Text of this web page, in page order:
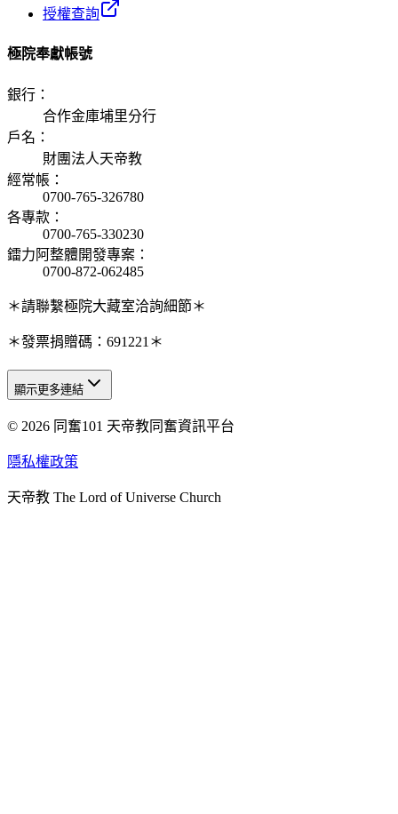
授權查詢
極院奉獻帳號
銀行 ：
合作金庫埔里分行
戶名 ：
財團法人天帝教
經常帳 ：
0700-765-326780
各專款 ：
0700-765-330230
鐳力阿整體開發專案 ：
0700-872-062485
＊請聯繫極院大藏室洽詢細節＊
＊發票捐贈碼：691221＊
天人研究總院
天人研究學院
天人炁功院
顯示更多連結
© 2026 同奮101 天帝教同奮資訊平台
隱私權政策
天帝教 The Lord of Universe Church